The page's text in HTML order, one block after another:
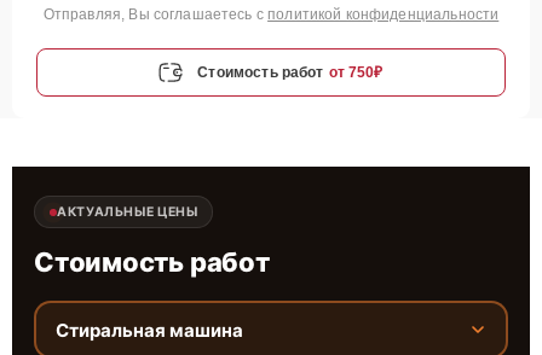
Отправляя, Вы соглашаетесь с политикой конфиденциальности
Стоимость работ от 750₽
АКТУАЛЬНЫЕ ЦЕНЫ
Стоимость работ
Стиральная машина